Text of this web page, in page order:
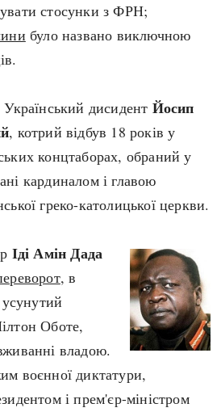
стосунки з ФРН;
було названо виключною
Український дисидент Йосип
, котрий відбув 18 років у
концтаборах, обраний у
кардиналом і главою
греко-католицької церкви.
Іді Амін Дада
, в
усунутий
Оботе,
владою.
воєнної диктатури,
і прем'єр-міністром